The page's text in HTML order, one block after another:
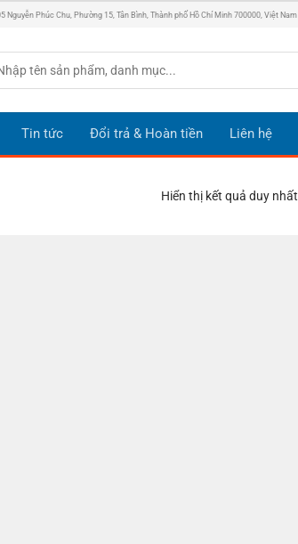
Nguyễn Phúc Chu, Phường 15, Tân Bình, Thành phố Hồ Chí Minh 700000, Việt Nam
Tin tức Đổi trả & Hoàn tiền Liên hệ
Hiển thị kết quả duy nhất